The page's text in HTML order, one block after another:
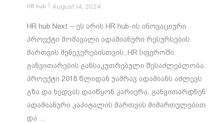
HR hub | August 14, 2024
HR hub Next – ეს არის HR hub-ის ინოვაციური
პროექტი მომავალი ადამიანური რესურსების
მართვის მენეჯერებისთვის, HR სფეროში
განვითარების განსაკუთრებული შესაძლებლობა.
პროექტი 2018 წლიდან უამრავ ადამიანს აძლევს
გზა და ხედვას დაიწყონ კარიერა, განვითარდნენ
ადამიანური კაპიტალის მართვის მიმართულებით
და ...